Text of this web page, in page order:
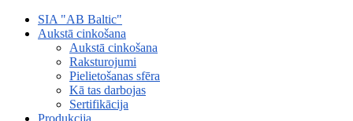
SIA "AB Baltic"
Aukstā cinkošana
Aukstā cinkošana
Raksturojumi
Pielietošanas sfēra
Kā tas darbojas
Sertifikācija
Produkcija